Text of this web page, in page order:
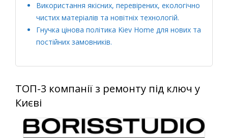
Використання якісних, перевірених, екологічно
чистих матеріалів та новітніх технологій.
Гнучка цінова політика Kiev Home для нових та
постійних замовників.
ТОП-3 компанії з ремонту під ключ у
Києві